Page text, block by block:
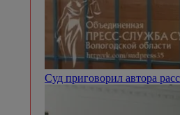
Суд приговорил автора